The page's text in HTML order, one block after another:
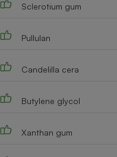
Sclerotium gum
Pullulan
Candelilla cera
Butylene glycol
Xanthan gum